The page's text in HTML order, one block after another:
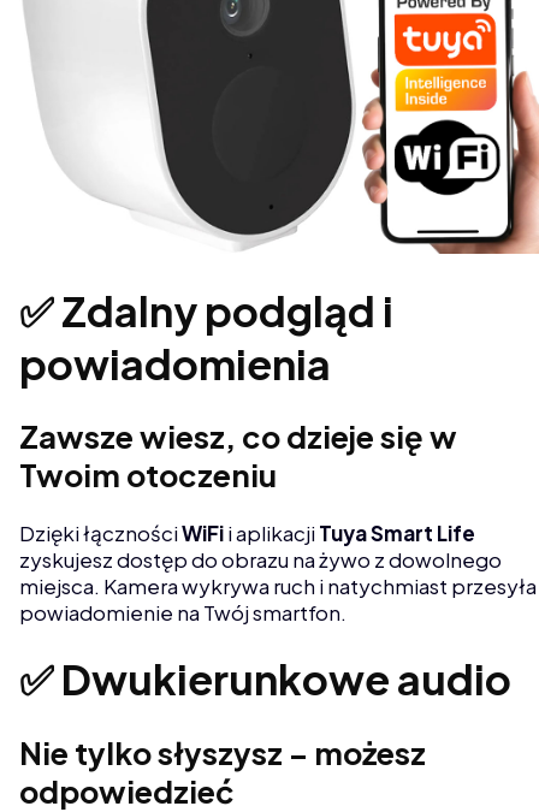
✅ Zdalny podgląd i
powiadomienia
Zawsze wiesz, co dzieje się w
Twoim otoczeniu
Dzięki łącznościWiFii aplikacjiTuya Smart Life
zyskujesz dostęp do obrazu na żywo z dowolnego
miejsca. Kamera wykrywa ruch i natychmiast przesyła
powiadomienie na Twój smartfon.
✅ Dwukierunkowe audio
Nie tylko słyszysz – możesz
odpowiedzieć